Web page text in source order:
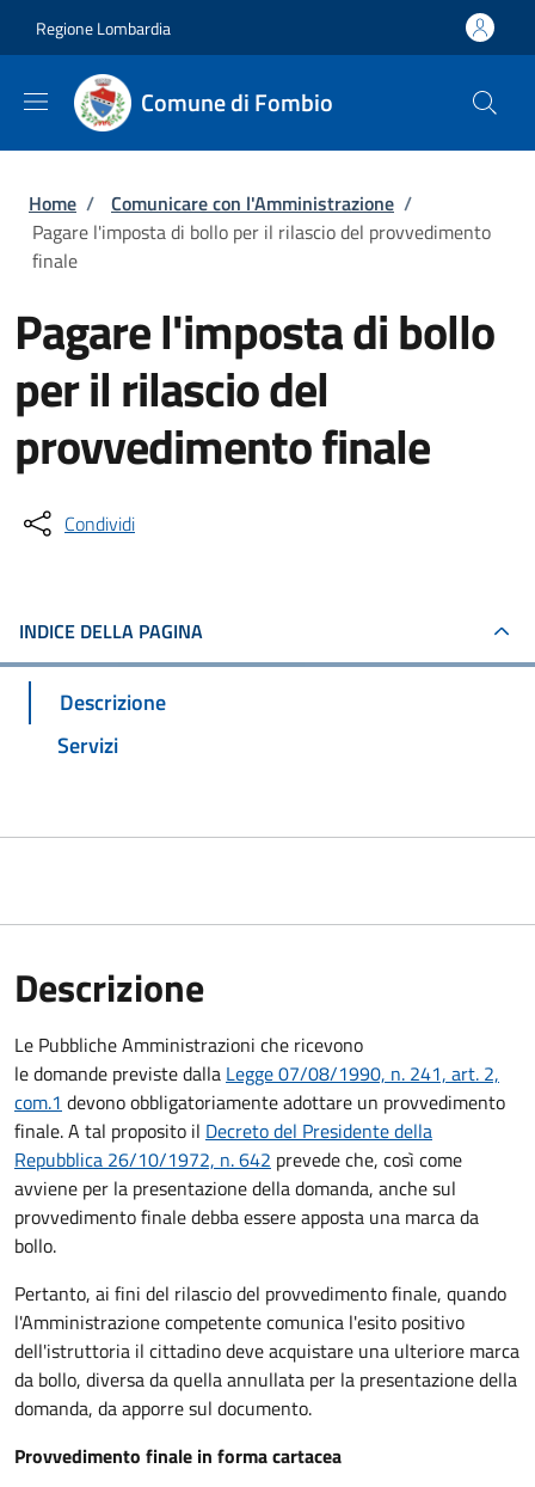
Regione Lombardia
Comune di Fombio
Briciole di pane
Home / Comunicare con l'Amministrazione /
Pagare l'imposta di bollo per il rilascio del provvedimento
finale
Pagare l'imposta di bollo
per il rilascio del
provvedimento finale
Condividi
INDICE DELLA PAGINA
Descrizione
Servizi
Descrizione
Le Pubbliche Amministrazioni che ricevono
le domande previste dalla Legge 07/08/1990, n. 241, art. 2,
com.1 devono obbligatoriamente adottare un provvedimento
finale. A tal proposito il Decreto del Presidente della
Repubblica 26/10/1972, n. 642 prevede che, così come
avviene per la presentazione della domanda, anche sul
provvedimento finale debba essere apposta una marca da
bollo.
Pertanto, ai fini del rilascio del provvedimento finale, quando
l'Amministrazione competente comunica l'esito positivo
dell'istruttoria il cittadino deve acquistare una ulteriore marca
da bollo, diversa da quella annullata per la presentazione della
domanda, da apporre sul documento.
Provvedimento finale in forma cartacea